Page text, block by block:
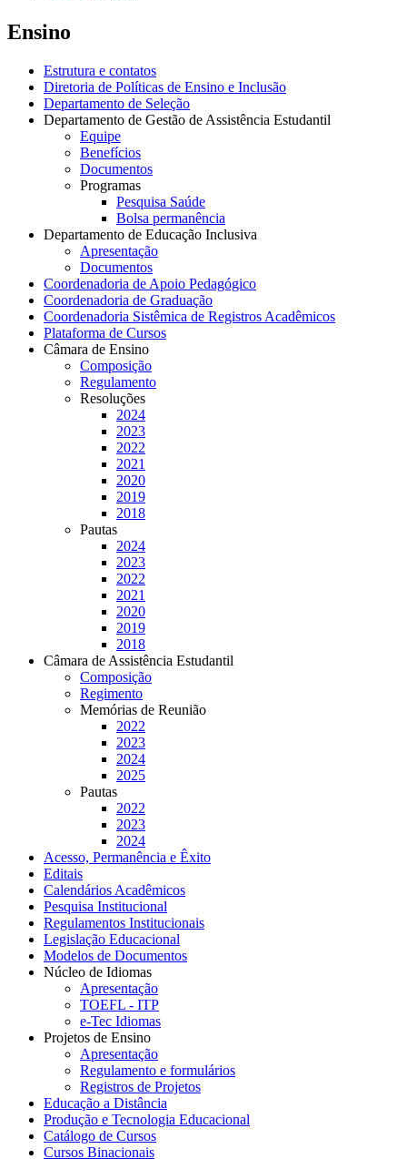
Ensino
Estrutura e contatos
Diretoria de Políticas de Ensino e Inclusão
Departamento de Seleção
Departamento de Gestão de Assistência Estudantil
Equipe
Benefícios
Documentos
Programas
Pesquisa Saúde
Bolsa permanência
Departamento de Educação Inclusiva
Apresentação
Documentos
Coordenadoria de Apoio Pedagógico
Coordenadoria de Graduação
Coordenadoria Sistêmica de Registros Acadêmicos
Plataforma de Cursos
Câmara de Ensino
Composição
Regulamento
Resoluções
2024
2023
2022
2021
2020
2019
2018
Pautas
2024
2023
2022
2021
2020
2019
2018
Câmara de Assistência Estudantil
Composição
Regimento
Memórias de Reunião
2022
2023
2024
2025
Pautas
2022
2023
2024
Acesso, Permanência e Êxito
Editais
Calendários Acadêmicos
Pesquisa Institucional
Regulamentos Institucionais
Legislação Educacional
Modelos de Documentos
Núcleo de Idiomas
Apresentação
TOEFL - ITP
e-Tec Idiomas
Projetos de Ensino
Apresentação
Regulamento e formulários
Registros de Projetos
Educação a Distância
Produção e Tecnologia Educacional
Catálogo de Cursos
Cursos Binacionais